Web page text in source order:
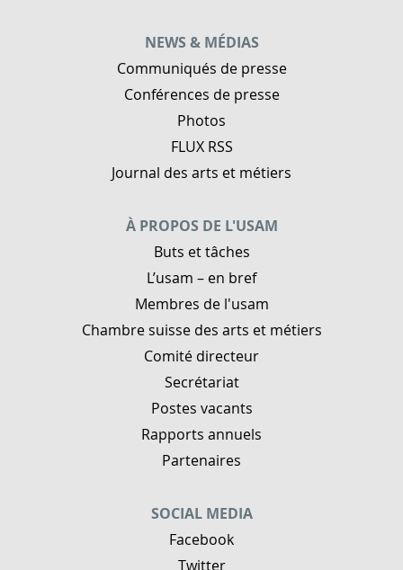
NEWS & MÉDIAS
Communiqués de presse
Conférences de presse
Photos
FLUX RSS
Journal des arts et métiers
À PROPOS DE L'USAM
Buts et tâches
L’usam – en bref
Membres de l'usam
Chambre suisse des arts et métiers
Comité directeur
Secrétariat
Postes vacants
Rapports annuels
Partenaires
SOCIAL MEDIA
Facebook
Twitter